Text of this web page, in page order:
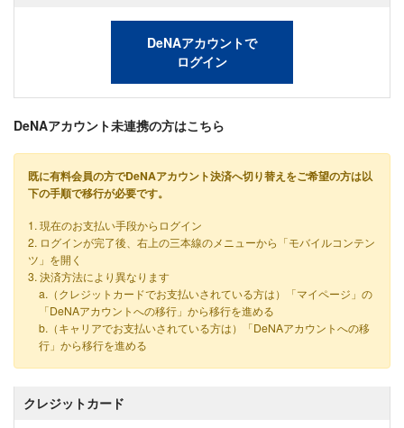
DeNAアカウントで
ログイン
DeNAアカウント未連携の方はこちら
既に有料会員の方でDeNAアカウント決済へ切り替えをご希望の方は以
下の手順で移行が必要です。
1. 現在のお支払い手段からログイン
2. ログインが完了後、右上の三本線のメニューから「モバイルコンテン
ツ」を開く
3. 決済方法により異なります
a.（クレジットカードでお支払いされている方は）「マイページ」の
「DeNAアカウントへの移行」から移行を進める
b.（キャリアでお支払いされている方は）「DeNAアカウントへの移
行」から移行を進める
クレジットカード